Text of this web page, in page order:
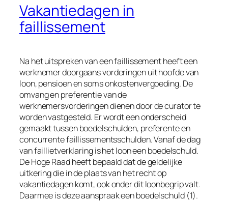
Vakantiedagen in
faillissement
Na het uitspreken van een faillissement heeft een
werknemer doorgaans vorderingen uit hoofde van
loon, pensioen en soms onkostenvergoeding. De
omvang en preferentie van de
werknemersvorderingen dienen door de curator te
worden vastgesteld. Er wordt een onderscheid
gemaakt tussen boedelschulden, preferente en
concurrente faillissementsschulden. Vanaf de dag
van faillietverklaring is het loon een boedelschuld.
De Hoge Raad heeft bepaald dat de geldelijke
uitkering die in de plaats van het recht op
vakantiedagen komt, ook onder dit loonbegrip valt.
Daarmee is deze aanspraak een boedelschuld (1).